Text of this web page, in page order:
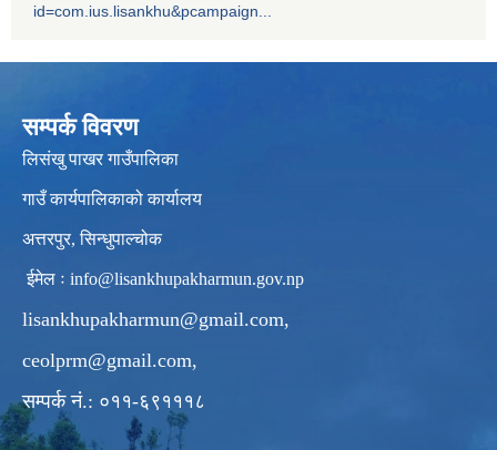
id=com.ius.lisankhu&pcampaign...
सम्पर्क विवरण
लिसंखु पाखर गाउँपालिका
गाउँ कार्यपालिकाको कार्यालय
अत्तरपुर, सिन्धुपाल्चोक
ईमेल ः info@lisankhupakharmun.gov.np
lisankhupakharmun@gmail.com,
ceolprm@gmail.com,
सम्पर्क नं.: ०११-६९१११८